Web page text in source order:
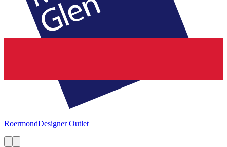
RoermondDesigner Outlet